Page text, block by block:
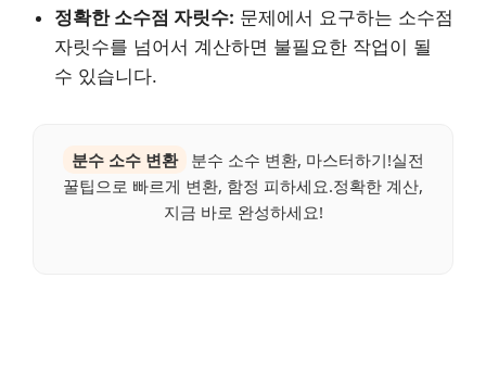
정확한 소수점 자릿수: 문제에서 요구하는 소수점
자릿수를 넘어서 계산하면 불필요한 작업이 될
수 있습니다.
분수 소수 변환
분수 소수 변환, 마스터하기!실전
꿀팁으로 빠르게 변환, 함정 피하세요.정확한 계산,
지금 바로 완성하세요!